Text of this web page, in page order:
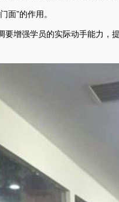
面”的作用。
增强学员的实际动手能力，